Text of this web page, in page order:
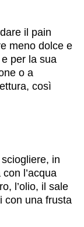
il pain
meno dolce e
per la sua
o a
così
in
l’acqua
l’olio, il sale
con una frusta